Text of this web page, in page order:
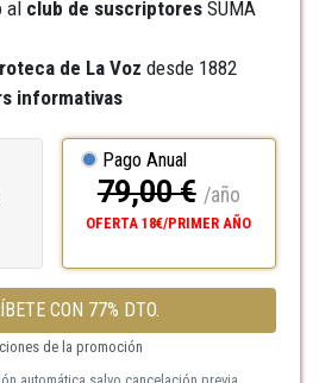
al club de suscriptores SUMA
de La Voz desde 1882
informativas
Pago Anual
79,00 € /año
OFERTA 18€/PRIMER AÑO
CON 77% DTO.
de la promoción